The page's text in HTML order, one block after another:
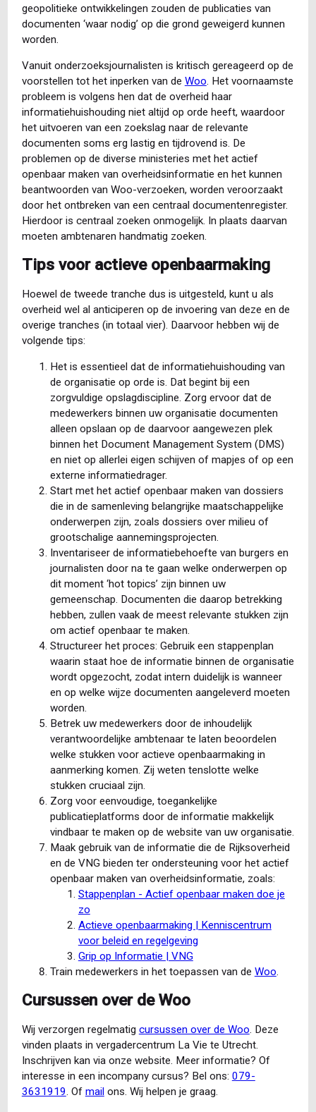
geopolitieke ontwikkelingen zouden de publicaties van
documenten ‘waar nodig’ op die grond geweigerd kunnen
worden.
Vanuit onderzoeksjournalisten is kritisch gereageerd op de
voorstellen tot het inperken van de Woo. Het voornaamste
probleem is volgens hen dat de overheid haar
informatiehuishouding niet altijd op orde heeft, waardoor
het uitvoeren van een zoekslag naar de relevante
documenten soms erg lastig en tijdrovend is. De
problemen op de diverse ministeries met het actief
openbaar maken van overheidsinformatie en het kunnen
beantwoorden van Woo-verzoeken, worden veroorzaakt
door het ontbreken van een centraal documentenregister.
Hierdoor is centraal zoeken onmogelijk. In plaats daarvan
moeten ambtenaren handmatig zoeken.
Tips voor actieve openbaarmaking
Hoewel de tweede tranche dus is uitgesteld, kunt u als
overheid wel al anticiperen op de invoering van deze en de
overige tranches (in totaal vier). Daarvoor hebben wij de
volgende tips:
Het is essentieel dat de informatiehuishouding van
de organisatie op orde is. Dat begint bij een
zorgvuldige opslagdiscipline. Zorg ervoor dat de
medewerkers binnen uw organisatie documenten
alleen opslaan op de daarvoor aangewezen plek
binnen het Document Management System (DMS)
en niet op allerlei eigen schijven of mapjes of op een
externe informatiedrager.
Start met het actief openbaar maken van dossiers
die in de samenleving belangrijke maatschappelijke
onderwerpen zijn, zoals dossiers over milieu of
grootschalige aannemingsprojecten.
Inventariseer de informatiebehoefte van burgers en
journalisten door na te gaan welke onderwerpen op
dit moment ‘hot topics’ zijn binnen uw
gemeenschap. Documenten die daarop betrekking
hebben, zullen vaak de meest relevante stukken zijn
om actief openbaar te maken.
Structureer het proces: Gebruik een stappenplan
waarin staat hoe de informatie binnen de organisatie
wordt opgezocht, zodat intern duidelijk is wanneer
en op welke wijze documenten aangeleverd moeten
worden.
Betrek uw medewerkers door de inhoudelijk
verantwoordelijke ambtenaar te laten beoordelen
welke stukken voor actieve openbaarmaking in
aanmerking komen. Zij weten tenslotte welke
stukken cruciaal zijn.
Zorg voor eenvoudige, toegankelijke
publicatieplatforms door de informatie makkelijk
vindbaar te maken op de website van uw organisatie.
Maak gebruik van de informatie die de Rijksoverheid
en de VNG bieden ter ondersteuning voor het actief
openbaar maken van overheidsinformatie, zoals:
Stappenplan - Actief openbaar maken doe je
zo
Actieve openbaarmaking | Kenniscentrum
voor beleid en regelgeving
Grip op Informatie | VNG
Train medewerkers in het toepassen van de Woo.
Cursussen over de Woo
Wij verzorgen regelmatig cursussen over de Woo . Deze
vinden plaats in vergadercentrum La Vie te Utrecht.
Inschrijven kan via onze website. Meer informatie? Of
interesse in een incompany cursus? Bel ons: 079-
3631919 . Of mailons. Wij helpen je graag.